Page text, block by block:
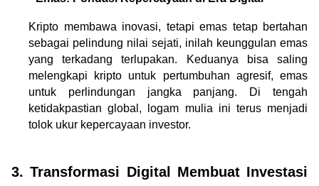
Kripto membawa inovasi, tetapi emas tetap bertahan
sebagai pelindung nilai sejati, inilah keunggulan emas
yang terkadang terlupakan. Keduanya bisa saling
melengkapi kripto untuk pertumbuhan agresif, emas
untuk perlindungan jangka panjang. Di tengah
ketidakpastian global, logam mulia ini terus menjadi
tolok ukur kepercayaan investor.
3. Transformasi Digital Membuat Investasi